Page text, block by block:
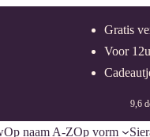
Gratis
Voor
9,6
Op naam A-ZOp vorm